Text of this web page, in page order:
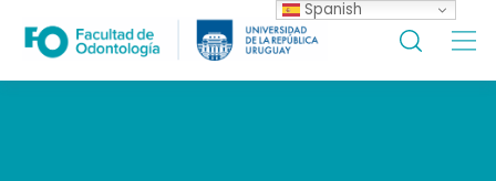
Spanish